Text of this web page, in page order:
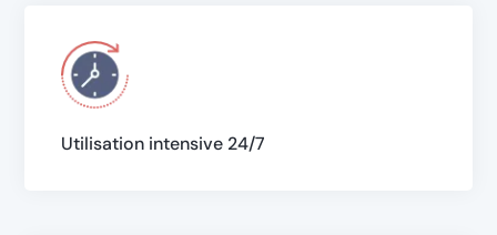
Utilisation intensive 24/7